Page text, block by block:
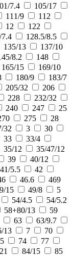
7.4
105/17
111/9
112
12
122
7.4
128.5/8.5
135/13
137/10
8.2
148
165/15
169/10
180/9
183/7
205/32
206
228
232/32
240 247
25
275
28
32 3
30
33
33/4
35/12
35/47/12
39
40/12
41/5.5
42
46.6
469
15 49/8
5
54/4.5
54/5.2
58+80/13
59
63
63/9.7
13 7
70
74
77
84/15
85